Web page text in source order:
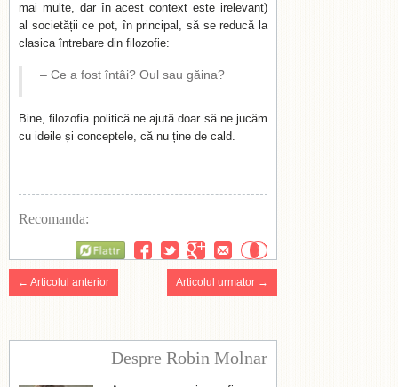
mai multe, dar în acest context este irelevant)
al societății ce pot, în principal, să se reducă la
clasica întrebare din filozofie:
– Ce a fost întâi? Oul sau găina?
Bine, filozofia politică ne ajută doar să ne jucăm
cu ideile și conceptele, că nu ține de cald.
Recomanda:
← Articolul anterior Articolul urmator →
Despre Robin Molnar